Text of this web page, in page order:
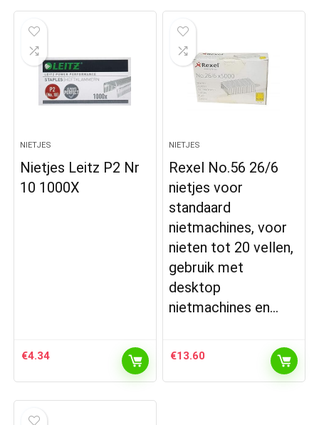
NIETJES
Nietjes Leitz P2 Nr
10 1000X
€4.34
NIETJES
Rexel No.56 26/6
nietjes voor
standaard
nietmachines, voor
nieten tot 20 vellen,
gebruik met
desktop
nietmachines en…
€13.60